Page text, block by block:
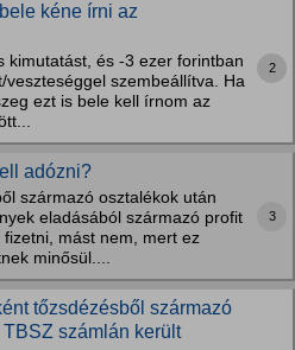
kéne írni az
kimutatást, és -3 ezer forintban
szembeállítva. Ha
ezt is bele kell írnom az
2
adózni?
származó osztalékok után
eladásából származó profit
mást nem, mert ez
minősül....
3
tőzsdézésből származó
számlán került